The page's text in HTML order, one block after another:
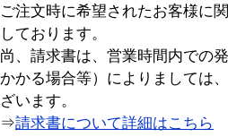
ご注文時に希望されたお客様に
しております。
尚、請求書は、営業時間内での
かかる場合等）によりましては
ざいます。
⇒請求書について詳細はこちら